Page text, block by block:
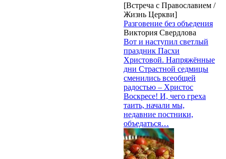
[Встреча с Православием /
Жизнь Церкви]
Разговение без объедения
Виктория Свердлова
Вот и наступил светлый
праздник Пасхи
Христовой. Напряжённые
дни Страстной седмицы
сменились всеобщей
радостью – Христос
Воскресе! И, чего греха
таить, начали мы,
недавние постники,
объедаться…